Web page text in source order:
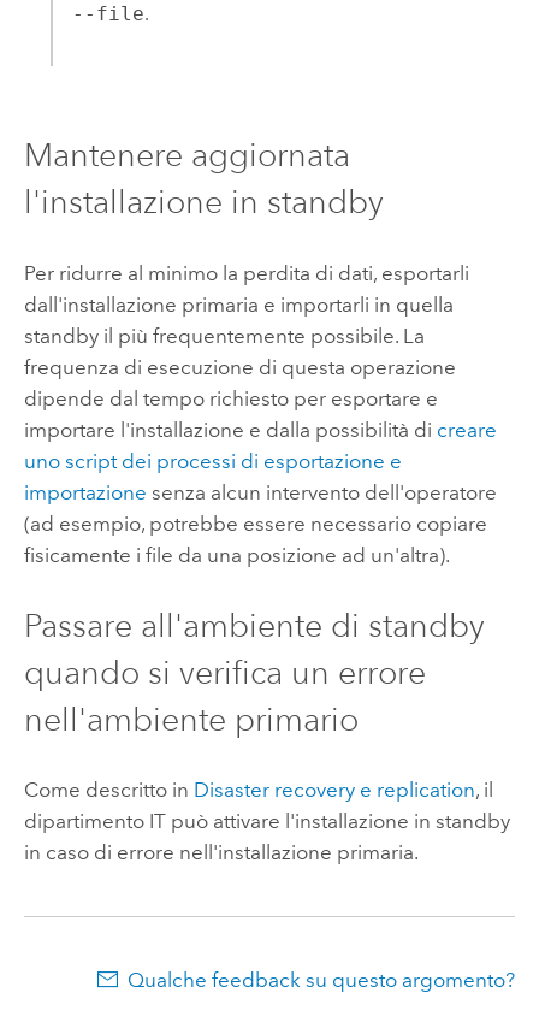
--file.
Mantenere aggiornata
l'installazione in standby
Per ridurre al minimo la perdita di dati, esportarli
dall'installazione primaria e importarli in quella
standby il più frequentemente possibile. La
frequenza di esecuzione di questa operazione
dipende dal tempo richiesto per esportare e
importare l'installazione e dalla possibilità di creare
uno script dei processi di esportazione e
importazione senza alcun intervento dell'operatore
(ad esempio, potrebbe essere necessario copiare
fisicamente i file da una posizione ad un'altra).
Passare all'ambiente di standby
quando si verifica un errore
nell'ambiente primario
Come descritto in Disaster recovery e replication, il
dipartimento IT può attivare l'installazione in standby
in caso di errore nell'installazione primaria.
Qualche feedback su questo argomento?